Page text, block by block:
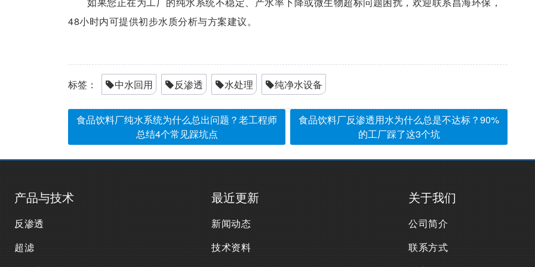
48小时内可提供初步水质分析与方案建议。
标签： 中水回用 反渗透 水处理 纯净水设备
食品饮料厂纯水系统为什么总出问题？老工程师
总结4个常见踩坑点
食品饮料厂反渗透用水为什么总是不达标？90%
的工厂踩了这3个坑
产品与技术
反渗透
超滤
最近更新
新闻动态
技术资料
关于我们
公司简介
联系方式